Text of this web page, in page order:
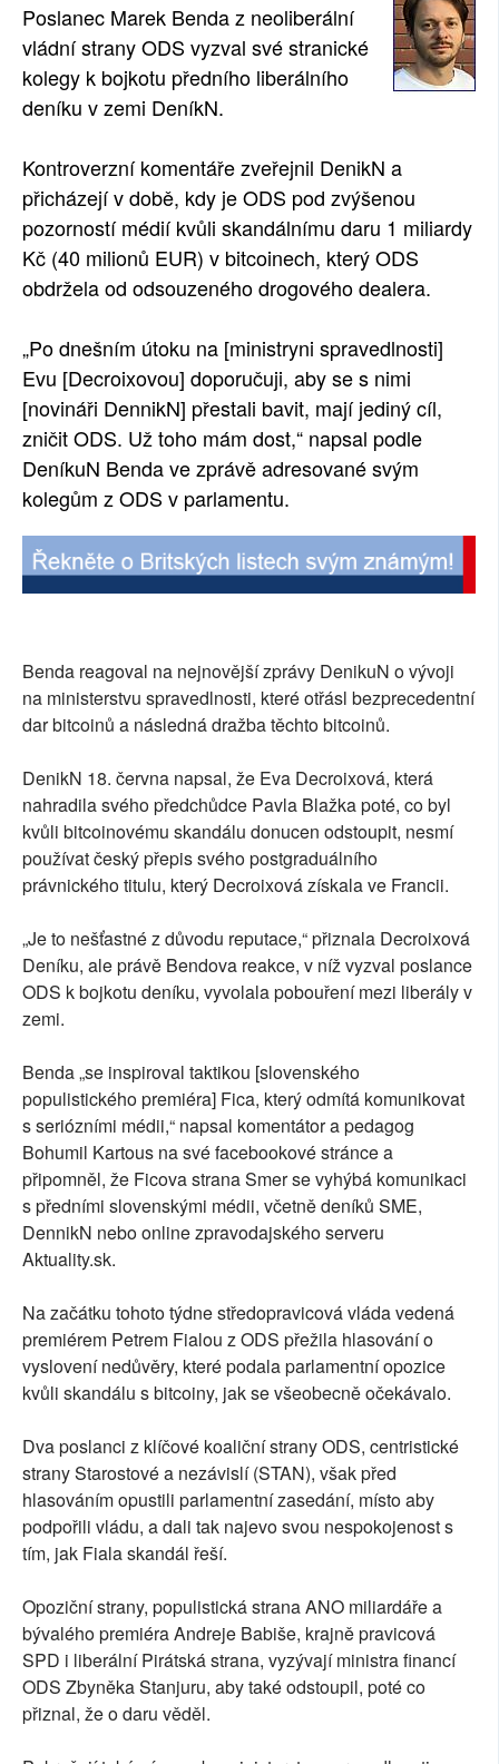
Poslanec Marek Benda z neoliberální
vládní strany ODS vyzval své stranické
kolegy k bojkotu předního liberálního
deníku v zemi DeníkN.
Kontroverzní komentáře zveřejnil DenikN a
přicházejí v době, kdy je ODS pod zvýšenou
pozorností médií kvůli skandálnímu daru 1 miliardy
Kč (40 milionů EUR) v bitcoinech, který ODS
obdržela od odsouzeného drogového dealera.
„Po dnešním útoku na [ministryni spravedlnosti]
Evu [Decroixovou] doporučuji, aby se s nimi
[novináři DennikN] přestali bavit, mají jediný cíl,
zničit ODS. Už toho mám dost,“ napsal podle
DeníkuN Benda ve zprávě adresované svým
kolegům z ODS v parlamentu.
Benda reagoval na nejnovější zprávy DenikuN o vývoji
na ministerstvu spravedlnosti, které otřásl bezprecedentní
dar bitcoinů a následná dražba těchto bitcoinů.
DenikN 18. června napsal, že Eva Decroixová, která
nahradila svého předchůdce Pavla Blažka poté, co byl
kvůli bitcoinovému skandálu donucen odstoupit, nesmí
používat český přepis svého postgraduálního
právnického titulu, který Decroixová získala ve Francii.
„Je to nešťastné z důvodu reputace,“ přiznala Decroixová
Deníku, ale právě Bendova reakce, v níž vyzval poslance
ODS k bojkotu deníku, vyvolala pobouření mezi liberály v
zemi.
Benda „se inspiroval taktikou [slovenského
populistického premiéra] Fica, který odmítá komunikovat
s seriózními médii,“ napsal komentátor a pedagog
Bohumil Kartous na své facebookové stránce a
připomněl, že Ficova strana Smer se vyhýbá komunikaci
s předními slovenskými médii, včetně deníků SME,
DennikN nebo online zpravodajského serveru
Aktuality.sk.
Na začátku tohoto týdne středopravicová vláda vedená
premiérem Petrem Fialou z ODS přežila hlasování o
vyslovení nedůvěry, které podala parlamentní opozice
kvůli skandálu s bitcoiny, jak se všeobecně očekávalo.
Dva poslanci z klíčové koaliční strany ODS, centristické
strany Starostové a nezávislí (STAN), však před
hlasováním opustili parlamentní zasedání, místo aby
podpořili vládu, a dali tak najevo svou nespokojenost s
tím, jak Fiala skandál řeší.
Opoziční strany, populistická strana ANO miliardáře a
bývalého premiéra Andreje Babiše, krajně pravicová
SPD i liberální Pirátská strana, vyzývají ministra financí
ODS Zbyněka Stanjuru, aby také odstoupil, poté co
přiznal, že o daru věděl.